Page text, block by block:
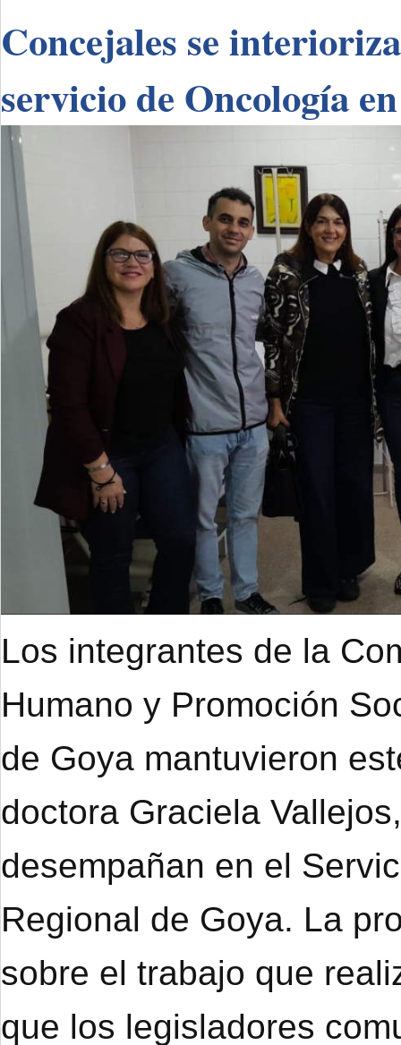
Concejales se
servicio de Oncología
Los integrantes de la
Humano y Promoción
de Goya mantuvieron
doctora Graciela
desempañan en el
Regional de Goya. La
sobre el trabajo que
que los legisladores